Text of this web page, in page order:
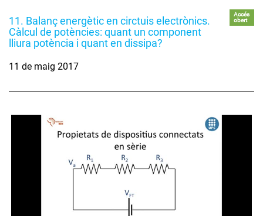
11. Balanç energètic en circtuis electrònics.
Càlcul de potències: quant un component
lliura potència i quant en dissipa?
Accés
obert
11 de maig 2017